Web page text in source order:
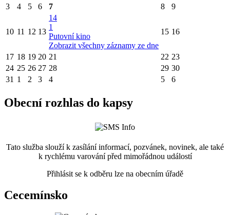
3
4 5 6 7 8 9
10 11 12 13
14
1
Putovní kino
Zobrazit všechny záznamy ze dne
15 16
17 18 19 20 21 22 23
24 25 26 27 28 29 30
31 1 2 3 4 5 6
Obecní rozhlas do kapsy
Tato služba slouží k zasílání informací, pozvánek, novinek, ale také
k rychlému varování před mimořádnou událostí
Přihlásit se k odběru lze na obecním úřadě
Cecemínsko